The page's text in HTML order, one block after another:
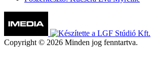
Copyright © 2026 Minden jog fenntartva.